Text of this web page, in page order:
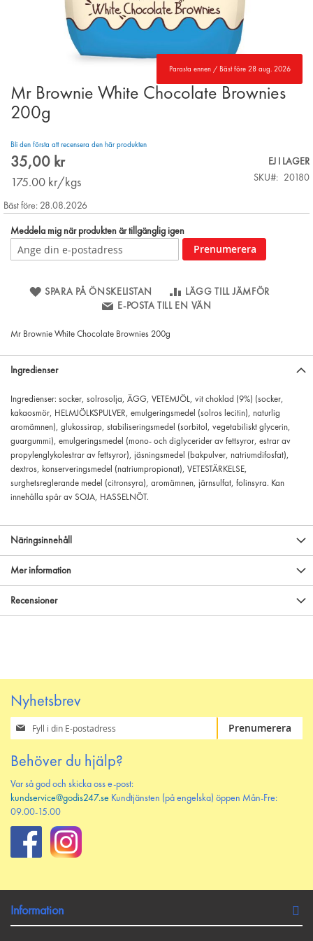
Parasta ennen / Bäst före 28 aug. 2026
Skip
to
the
of
the
gallery
Mr Brownie White Chocolate Brownies
200g
Bli den första att recensera den här produkten
35,00 kr
175.00 kr/kgs
EJ I LAGER
SKU
20180
Bäst före: 28.08.2026
Meddela mig när produkten är tillgänglig igen
Prenumerera
SPARA PÅ ÖNSKELISTAN
LÄGG TILL JÄMFÖR
E-POSTA TILL EN VÄN
Mr Brownie White Chocolate Brownies 200g
Ingredienser
Ingredienser: socker, solrosolja, ÄGG, VETEMJÖL, vit choklad (9%) (socker,
kakaosmör, HELMJÖLKSPULVER, emulgeringsmedel (solros lecitin), naturlig
aromämnen), glukossirap, stabiliseringsmedel (sorbitol, vegetabiliskt glycerin,
guargummi), emulgeringsmedel (mono- och diglycerider av fettsyror, estrar av
propylenglykolestrar av fettsyror), jäsningsmedel (bakpulver, natriumdifosfat),
dextros, konserveringsmedel (natriumpropionat), VETESTÄRKELSE,
surghetsreglerande medel (citronsyra), aromämnen, järnsulfat, folinsyra. Kan
innehålla spår av SOJA, HASSELNÖT.
Näringsinnehåll
Mer information
Recensioner
Nyhetsbrev
Prenumerera
på
nyhetsbrev
Prenumerera
Behöver du hjälp?
Var så god och skicka oss e-post:
kundservice@godis247.se Kundtjänsten (på engelska) öppen Mån-Fre:
09.00-15.00
Information